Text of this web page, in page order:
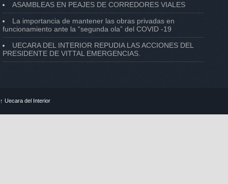
ASAMBLEAS EN PEAJES DE CORREDORES VIALES
La importancia de mantener las obras privadas en
funcionamiento ante la “segunda ola” del COVID -19
UECARA DEL INTERIOR REPUDIA LAS ACCIONES DEL
PRESIDENTE DE VITTAL EMERGENCIAS.
↑ Uecara del Interior